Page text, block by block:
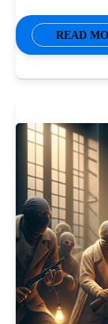
emoțiile**READ